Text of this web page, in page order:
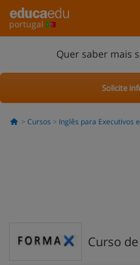
portugal
Quer saber mais
Solicite
Cursos Inglês para Executivos
Curso